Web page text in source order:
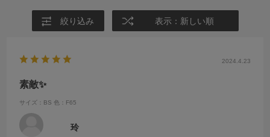
絞り込み 表示：新しい順
2024.4.23
素敵✨
サイズ：BS 色：F65
玲